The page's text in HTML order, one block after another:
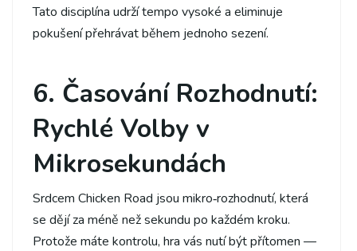
Tato disciplína udrží tempo vysoké a eliminuje
pokušení přehrávat během jednoho sezení.
6. Časování Rozhodnutí:
Rychlé Volby v
Mikrosekundách
Srdcem Chicken Road jsou mikro‑rozhodnutí, která
se dějí za méně než sekundu po každém kroku.
Protože máte kontrolu, hra vás nutí být přítomen —